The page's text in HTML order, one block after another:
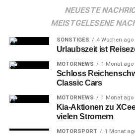
NEUESTE
MEISTGELESENE
SONSTIGES 4 Wochen ago
Urlaubszeit ist
MOTORNEWS 1 Monat ago
Schloss
Classic Cars
MOTORNEWS 1 Monat ago
Kia-Aktionen zu
vielen Stromern
MOTORSPORT 1 Monat